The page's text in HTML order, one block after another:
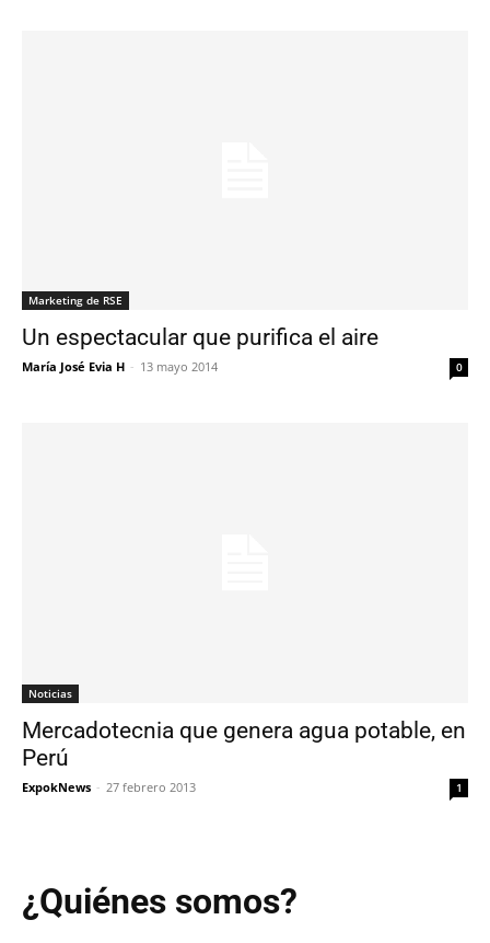
Marketing de RSE
Un espectacular que purifica el aire
María José Evia H - 13 mayo 2014 0
Noticias
Mercadotecnia que genera agua potable, en
Perú
ExpokNews - 27 febrero 2013 1
¿Quiénes somos?